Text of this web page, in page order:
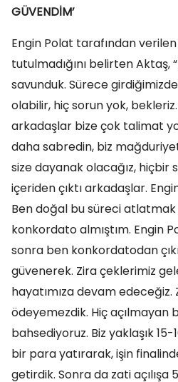
GÜVENDİM’
Engin Polat tarafından
tutulmadığını belirten Aktaş,
savunduk. Sürece
olabilir, hiç sorun yok,
arkadaşlar bize çok talimat
daha sabredin, biz
size dayanak olacağız, hiçbir
içeriden çıktı arkadaşlar.
Ben doğal bu süreci
konkordato almıştım. Engin
sonra ben konkordatodan
güvenerek. Zira çeklerimiz
hayatımıza devam edeceğiz.
ödeyemezdik. Hiç açılmayan
bahsediyoruz. Biz yaklaşık
bir para yatırarak, işin
getirdik. Sonra da zati açılışa